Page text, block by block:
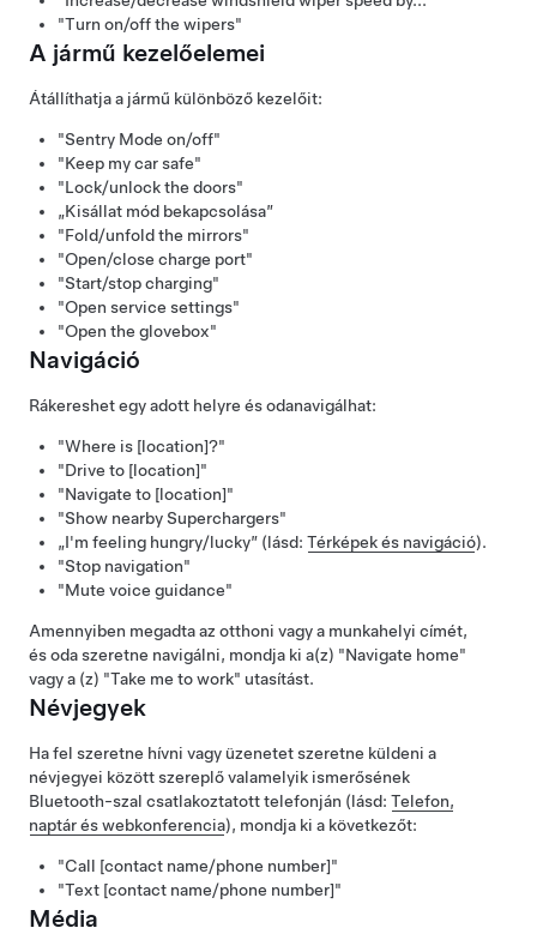
"Turn on/off the wipers"
A jármű kezelőelemei
Átállíthatja a jármű különböző kezelőit:
"Sentry Mode on/off"
"Keep my car safe"
"Lock/unlock the doors"
„Kisállat mód bekapcsolása”
"Fold/unfold the mirrors"
"Open/close charge port"
"Start/stop charging"
"Open service settings"
"Open the glovebox"
Navigáció
Rákereshet egy adott helyre és odanavigálhat:
"Where is [location]?"
"Drive to [location]"
"Navigate to [location]"
"Show nearby Superchargers"
„I'm feeling hungry/lucky” (lásd: Térképek és navigáció).
"Stop navigation"
"Mute voice guidance"
Amennyiben megadta az otthoni vagy a munkahelyi címét,
és oda szeretne navigálni, mondja ki a(z) "Navigate home"
vagy a (z) "Take me to work" utasítást.
Névjegyek
Ha fel szeretne hívni vagy üzenetet szeretne küldeni a
névjegyei között szereplő valamelyik ismerősének
Bluetooth-szal csatlakoztatott telefonján (lásd: Telefon,
naptár és webkonferencia), mondja ki a következőt:
"Call [contact name/phone number]"
"Text [contact name/phone number]"
Média